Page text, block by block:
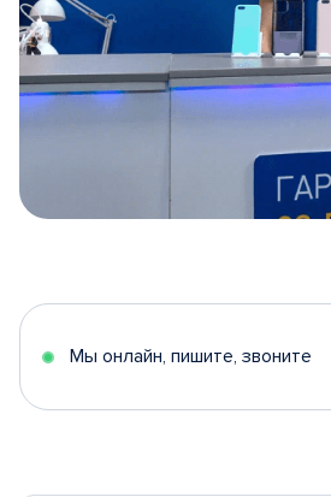
5
Мы онлайн, пишите, звоните